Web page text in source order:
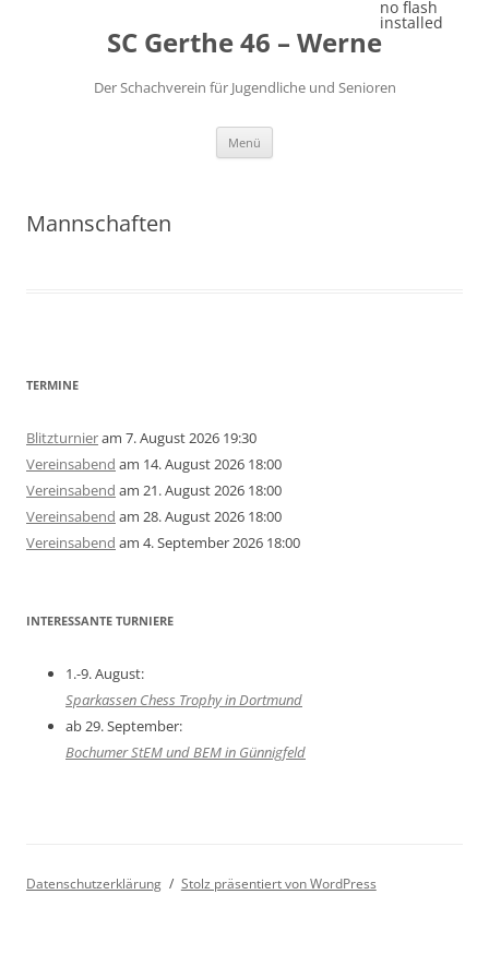
SC Gerthe 46 – Werne
Der Schachverein für Jugendliche und Senioren
Menü
Mannschaften
TERMINE
Blitzturnieram 7. August 2026 19:30
Vereinsabend am 14. August 2026 18:00
Vereinsabend am 21. August 2026 18:00
Vereinsabend am 28. August 2026 18:00
Vereinsabend am 4. September 2026 18:00
INTERESSANTE TURNIERE
1.-9. August:
Sparkassen Chess Trophy in Dortmund
ab 29. September:
Bochumer StEM und BEM in Günnigfeld
Datenschutzerklärung Stolz präsentiert von WordPress
no flash
installed